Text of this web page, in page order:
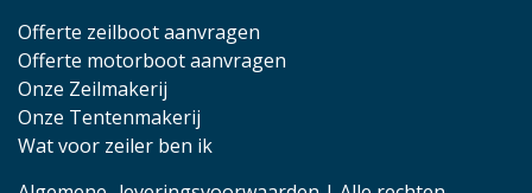
Offerte zeilboot aanvragen
Offerte motorboot aanvragen
Onze Zeilmakerij
Onze Tentenmakerij
Wat voor zeiler ben ik